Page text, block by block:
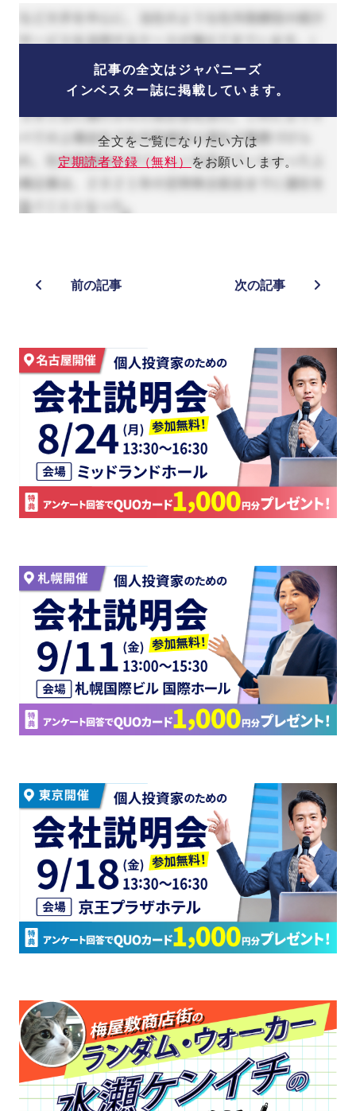
記事の全文はジャパニーズ
インベスター誌に掲載しています。
全文をご覧になりたい方は
定期読者登録（無料）
をお願いします。
前の記事 次の記事